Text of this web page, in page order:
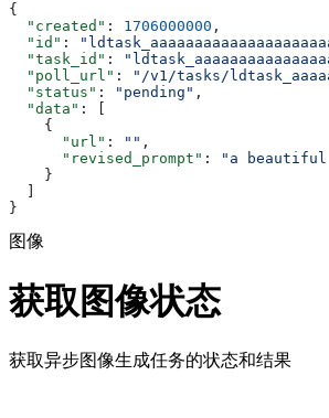
{
  "created"
: 1706000000 ,
  "id"
:
  "task_id"
:
  "poll_url"
:
"/v1/tasks/
  "status"
: "pending" ,
  "data"
: [
    {
      "url"
: "" ,
      "revised_prompt"
:
"a beautiful
    }
}
图像
获取图像状态
获取异步图像生成任务的状态和结果